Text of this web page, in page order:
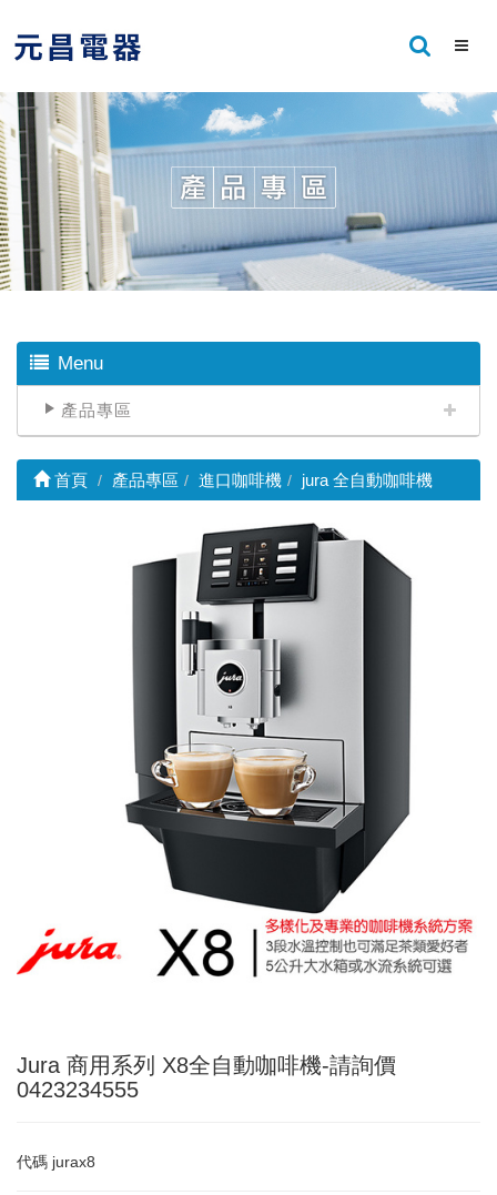
Menu
產品專區
首頁 產品專區 進口咖啡機 jura 全自動咖啡機
Jura 商用系列 X8全自動咖啡機-請詢價
0423234555
代碼 jurax8